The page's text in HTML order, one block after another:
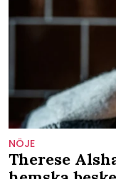
NÖJE
Therese